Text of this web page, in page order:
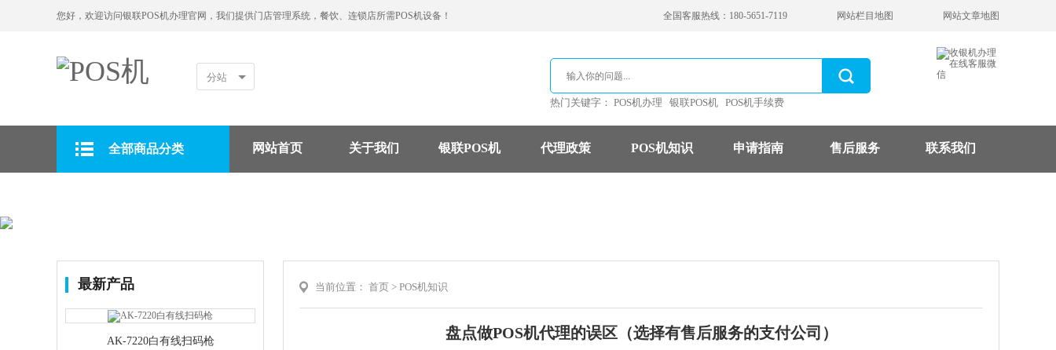
您好，欢迎访问银联POS机办理官网，我们提供门店管理系统，餐饮、连锁店所需POS机设备！ 全国客服热线：180-5651-7119 网站栏目地图 网站文章地图
分站
热门关键字： POS机办理 银联POS机 POS机手续费
全部商品分类 网站首页 关于我们 银联POS机 代理政策 POS机知识 申请指南 售后服务 联系我们
最新产品
AK-7220白有线扫码枪
当前位置： 首页 > POS机知识
盘点做POS机代理的误区（选择有售后服务的支付公司）